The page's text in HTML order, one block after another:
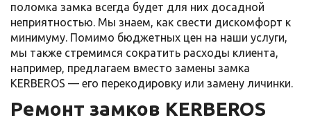
поломка замка всегда будет для них досадной
неприятностью. Мы знаем, как свести дискомфорт к
минимуму. Помимо бюджетных цен на наши услуги,
мы также стремимся сократить расходы клиента,
например, предлагаем вместо замены замка
KERBEROS — его перекодировку или замену личинки.
Ремонт замков KERBEROS